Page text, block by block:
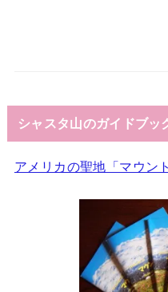
シャスタ山のガイドブッ
アメリカの聖地「マウン